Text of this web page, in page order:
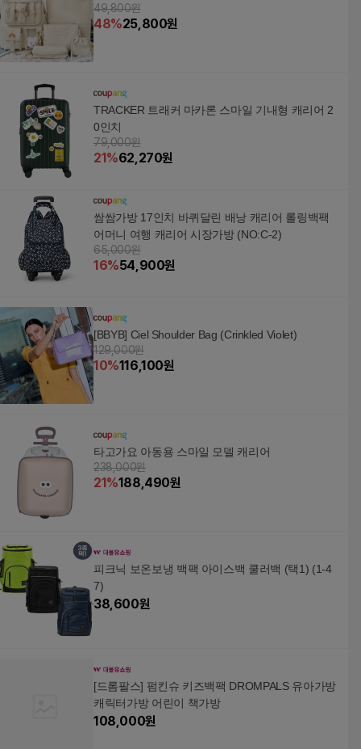
49,800원
48%25,800원
TRACKER 트래커 마카론 스마일 기내형 캐리어 2
0인치
79,000원
21%62,270원
쌈쌈가방 17인치 바퀴달린 배낭 캐리어 롤링백팩
어머니 여행 캐리어 시장가방 (NO:C-2)
65,000원
16%54,900원
[BBYB] Ciel Shoulder Bag (Crinkled Violet)
129,000원
10%116,100원
타고가요 아동용 스마일 모델 캐리어
238,000원
21%188,490원
피크닉 보온보냉 백팩 아이스백 쿨러백 (택1) (1-4
7)
38,600원
[드롬팔스] 펌킨슈 키즈백팩 DROMPALS 유아가방
캐릭터가방 어린이 책가방
108,000원